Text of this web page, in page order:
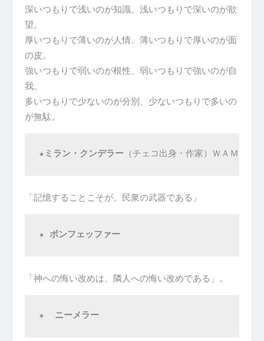
深いつもりで浅いのが知識、浅いつもりで深いのが欲
望。
厚いつもりで薄いのが人情、薄いつもりで厚いのが面
の皮。
強いつもりで弱いのが根性、弱いつもりで強いのが自
我。
多いつもりで少ないのが分別、少ないつもりで多いの
が無駄。
★ ミラン・クンデラー（チェコ出身・作家）ＷＡＭだ
「記憶することこそが、民衆の武器である」
★ ボンフェッファー
「神への悔い改めは、隣人への悔い改めである」。
★ ニーメラー